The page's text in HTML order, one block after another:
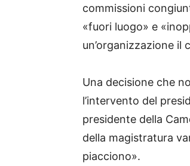
commissioni
«fuori luogo» e
un’organizzazione
Una decisione che
l’intervento del
presidente della
della magistratura
piacciono».